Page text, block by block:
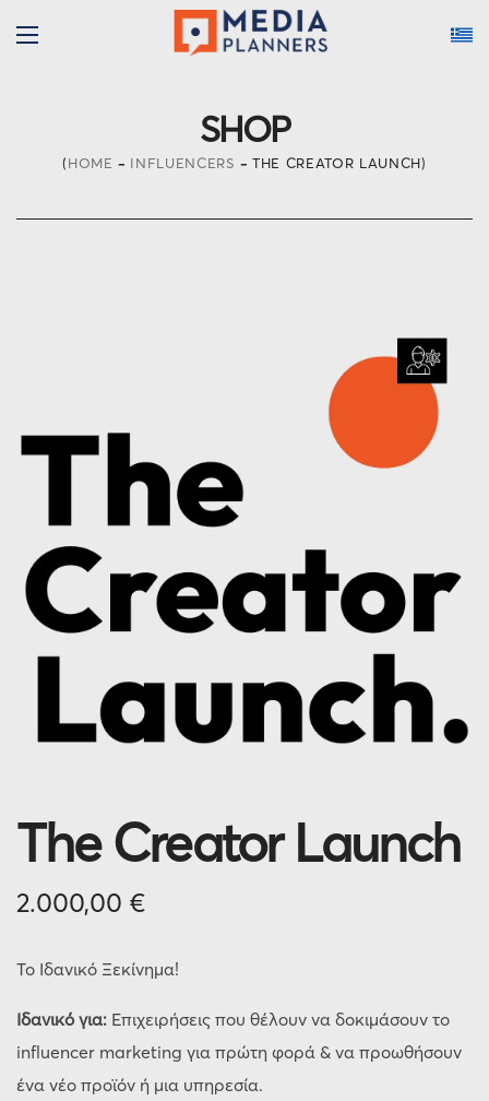
SHOP
HOME INFLUENCERS THE CREATOR LAUNCH
The Creator Launch
2.000,00 €
Το Ιδανικό Ξεκίνημα!
Ιδανικό για: Επιχειρήσεις που θέλουν να δοκιμάσουν το
influencer marketing για πρώτη φορά & να προωθήσουν
ένα νέο προϊόν ή μια υπηρεσία.